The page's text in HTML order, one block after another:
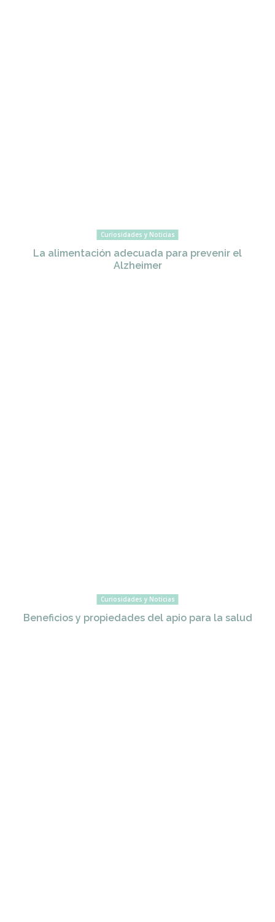
Curiosidades y Noticias
La alimentación adecuada para prevenir el
Alzheimer
Curiosidades y Noticias
Beneficios y propiedades del apio para la salud